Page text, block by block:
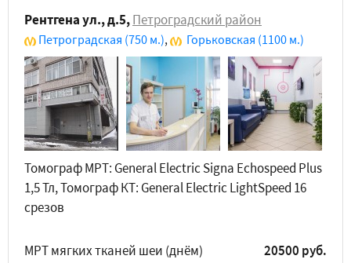
Рентгена ул., д.5,Петроградский район
Петроградская (750 м.), Горьковская (1100 м.)
Томограф МРТ: General Electric Signa Echospeed Plus
1,5 Тл, Томограф КТ: General Electric LightSpeed 16
срезов
МРТ мягких тканей шеи (днём) 20500 руб.